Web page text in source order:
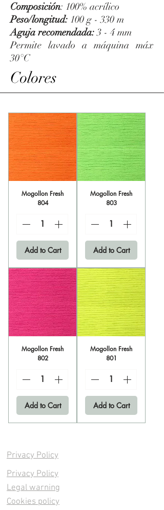
Composición: 100% acrílico
Peso/longitud: 100 g - 330 m
Aguja recomendada:3 - 4 mm
Permite lavado a máquina máx
30°C
Colores
Mogollon Fresh
804
Add to Cart
Mogollon Fresh
803
Add to Cart
Mogollon Fresh
802
Add to Cart
Mogollon Fresh
801
Add to Cart
Privacy Policy
Privacy Policy
Legal warning
Cookies policy